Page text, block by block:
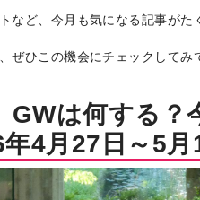
など、今月も気になる記事がた
ぜひこの機会にチェックしてみ
GWは何する？
4月27日～5月